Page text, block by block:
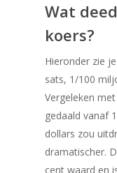
Wat
koers?
Hieronder zie
sats, 1/100
Vergeleken
gedaald vanaf
dollars zou
dramatischer.
cent waard en